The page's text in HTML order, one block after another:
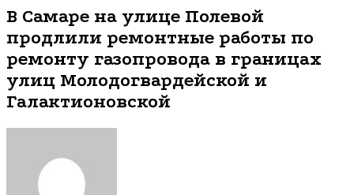
В Самаре на улице Полевой
продлили ремонтные работы по
ремонту газопровода в границах
улиц Молодогвардейской и
Галактионовской